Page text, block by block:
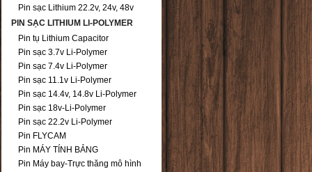
Pin sạc Lithium 22.2v, 24v, 48v
PIN SẠC LITHIUM LI-POLYMER
Pin tụ Lithium Capacitor
Pin sạc 3.7v Li-Polymer
Pin sạc 7.4v Li-Polymer
Pin sạc 11.1v Li-Polymer
Pin sạc 14.4v, 14.8v Li-Polymer
Pin sạc 18v-Li-Polymer
Pin sạc 22.2v Li-Polymer
Pin FLYCAM
Pin MÁY TÍNH BẢNG
Pin Máy bay-Trực thăng mô hình